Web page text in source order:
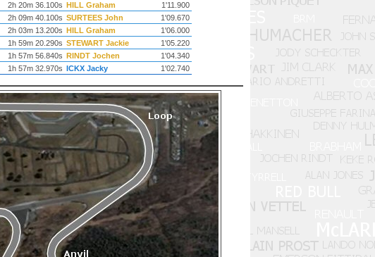
2h 20m 36.100s HILL Graham
1'11.900
2h 09m 40.100s SURTEES John
1'09.670
2h 03m 13.200s HILL Graham
1'06.000
1h 59m 20.290s STEWART Jackie
1'05.220
1h 57m 56.840s RINDT Jochen
1'04.340
1h 57m 32.970s ICKX Jacky 1'02.740